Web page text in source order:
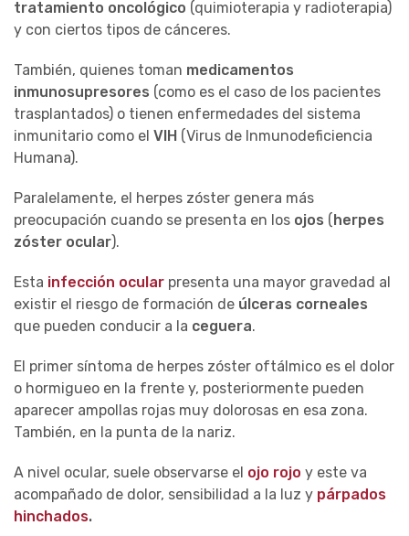
tratamiento oncológico (quimioterapia y radioterapia)
y con ciertos tipos de cánceres.
También, quienes toman medicamentos
inmunosupresores (como es el caso de los pacientes
trasplantados) o tienen enfermedades del sistema
inmunitario como el VIH (Virus de Inmunodeficiencia
Humana).
Paralelamente, el herpes zóster genera más
preocupación cuando se presenta en los ojos (herpes
zóster ocular).
Esta infección ocular presenta una mayor gravedad al
existir el riesgo de formación de úlceras corneales
que pueden conducir a la ceguera.
El primer síntoma de herpes zóster oftálmico es el dolor
o hormigueo en la frente y, posteriormente pueden
aparecer ampollas rojas muy dolorosas en esa zona.
También, en la punta de la nariz.
A nivel ocular, suele observarse el ojo rojo y este va
acompañado de dolor, sensibilidad a la luz y párpados
hinchados.